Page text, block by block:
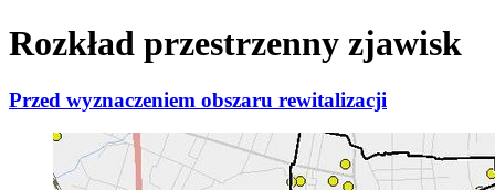
Rozkład przestrzenny zjawisk
Przed wyznaczeniem obszaru rewitalizacji